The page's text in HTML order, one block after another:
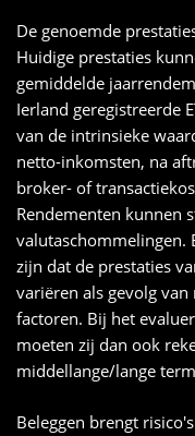
De genoemde
Huidige prestaties
gemiddelde
Ierland geregistreerde
van de intrinsieke
netto-inkomsten, na
broker- of
Rendementen kunnen
valutaschommelingen.
zijn dat de prestaties
variëren als gevolg
factoren. Bij het
moeten zij dan ook
middellange/lange
Beleggen brengt